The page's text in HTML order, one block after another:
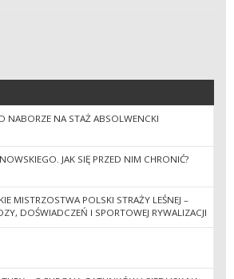
NABORZE NA STAŻ ABSOLWENCKI
JAK SIĘ PRZED NIM CHRONIĆ?
MISTRZOSTWA POLSKI STRAŻY LEŚNEJ –
DOŚWIADCZEŃ I SPORTOWEJ RYWALIZACJI